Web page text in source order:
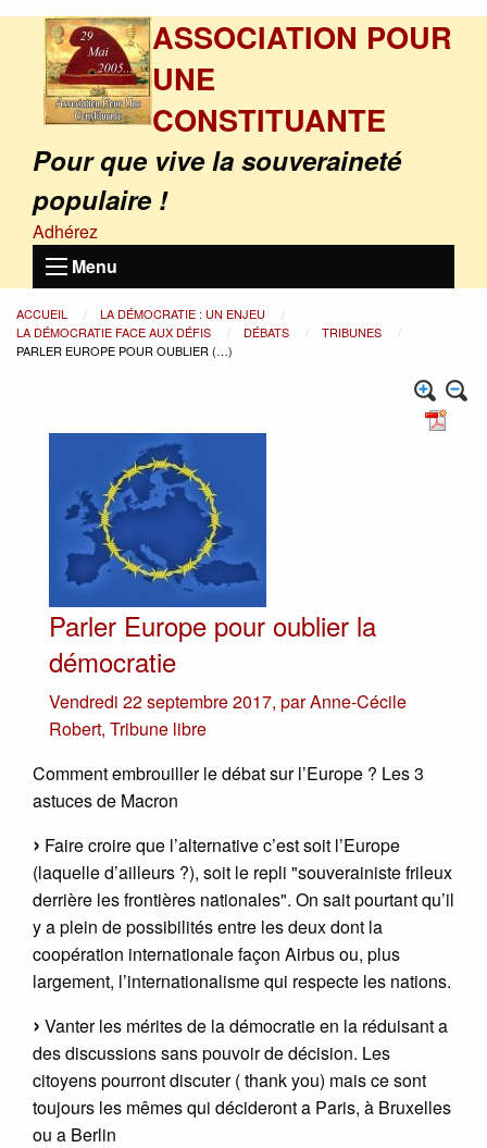
ASSOCIATION POUR
UNE
CONSTITUANTE
Pour que vive la souveraineté
populaire !
Adhérez
Menu
ACCUEIL
LA DÉMOCRATIE : UN ENJEU
LA DÉMOCRATIE FACE AUX DÉFIS
DÉBATS
TRIBUNES
PARLER EUROPE POUR OUBLIER (…)
Parler Europe pour oublier la
démocratie
Vendredi 22 septembre 2017, parAnne-Cécile
Robert, Tribune libre
Comment embrouiller le débat sur l’Europe ? Les 3
astuces de Macron
Faire croire que l’alternative c’est soit l’Europe
(laquelle d’ailleurs ?), soit le repli "souverainiste frileux
derrière les frontières nationales". On sait pourtant qu’il
y a plein de possibilités entre les deux dont la
coopération internationale façon Airbus ou, plus
largement, l’internationalisme qui respecte les nations.
Vanter les mérites de la démocratie en la réduisant a
des discussions sans pouvoir de décision. Les
citoyens pourront discuter ( thank you) mais ce sont
toujours les mêmes qui décideront a Paris, à Bruxelles
ou a Berlin